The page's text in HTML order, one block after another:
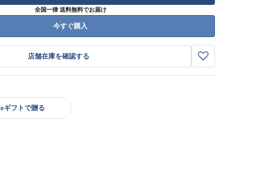
全国一律 送料無料でお届け
今すぐ購入
店舗在庫を確認する
eギフトで贈る